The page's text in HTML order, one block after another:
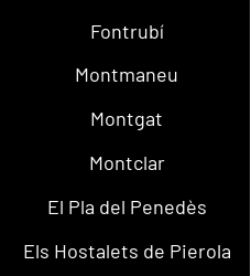
Fontrubí
Montmaneu
Montgat
Montclar
El Pla del Penedès
Els Hostalets de Pierola